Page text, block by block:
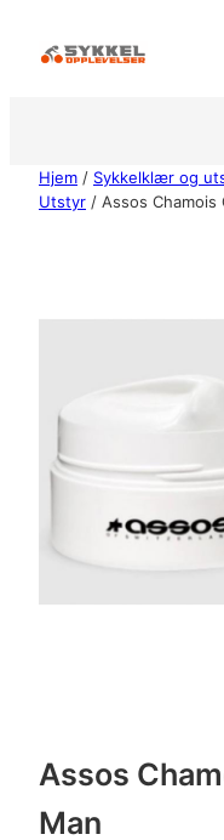
Hjem / Sykkelklær og
Utstyr / Assos Chamois
Assos
Man